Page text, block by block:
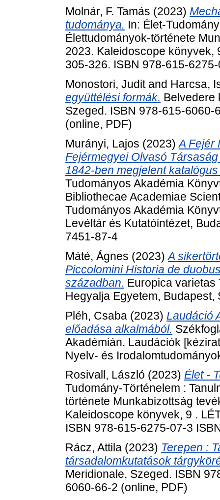
Molnár, F. Tamás (2023)
tudománya. In: Élet-
Élettudományok-története
2023. Kaleidoscope könyvek,
305-326. ISBN 978-615-
Monostori, Juditand Harcsa,
együttélési formák. Belvedere
Szeged. ISBN 978-615-
(online, PDF)
Murányi, Lajos (2023)A Fejér
Fejérmegyei Olvasó
1842-ben megjelent
Tudományos Akadémia
Bibliothecae Academiae
Tudományos Akadémia
Levéltár és Kutatóintézet,
7451-87-4
Máté, Ágnes (2023)A
Piccolomini Historia de
században. Europica varietas
Hegyalja Egyetem,
Pléh, Csaba (2023) Laudáció
előadása alkalmából.
Akadémián. Laudációk
Nyelv- és
Rosivall, László (2023) Élet -
Tudomány-Történelem :
története Munkabizottság
Kaleidoscope könyvek, 9 .
ISBN 978-615-6275-07-3
Rácz, Attila (2023) Terepen :
társadalomkutatások
Meridionale, Szeged. ISBN
6060-66-2 (online, PDF)